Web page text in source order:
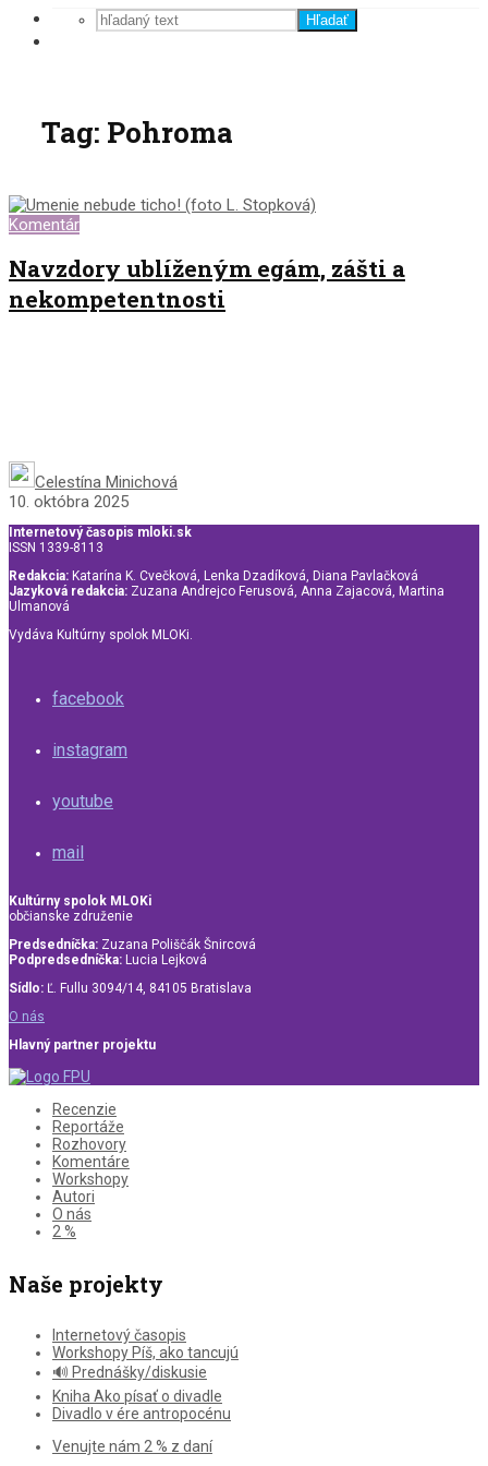
Hľadať
Tag: Pohroma
Komentár
Navzdory ublíženým egám, zášti a
nekompetentnosti
Celestína Minichová
10. októbra 2025
Internetový časopis mloki.sk
ISSN 1339-8113
Redakcia: Katarína K. Cvečková, Lenka Dzadíková, Diana Pavlačková
Jazyková redakcia: Zuzana Andrejco Ferusová, Anna Zajacová, Martina
Ulmanová
Vydáva Kultúrny spolok MLOKi.
facebook
instagram
youtube
mail
Kultúrny spolok MLOKi
občianske združenie
Predsedníčka: Zuzana Poliščák Šnircová
Podpredsedníčka: Lucia Lejková
Sídlo: Ľ. Fullu 3094/14, 84105 Bratislava
O nás
Hlavný partner projektu
Recenzie
Reportáže
Rozhovory
Komentáre
Workshopy
Autori
O nás
2 %
Naše projekty
Internetový časopis
Workshopy Píš, ako tancujú
🔊 Prednášky/diskusie
Kniha Ako písať o divadle
Divadlo v ére antropocénu
Venujte nám 2 % z daní